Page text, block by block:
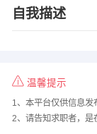
自我描述
温馨提示
1、本平台仅供信息发
2、请告知求职者，是